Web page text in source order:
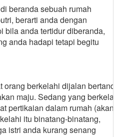
beranda sebuah rumah
berarti anda dengan
bila anda tertidur diberanda,
anda hadapi tetapi begitu
berkelahi dijalan bertanda
maju. Sedang yang berkelahi
pertikaian dalam rumah (akan)
itu binatang-binatang,
istri anda kurang senang